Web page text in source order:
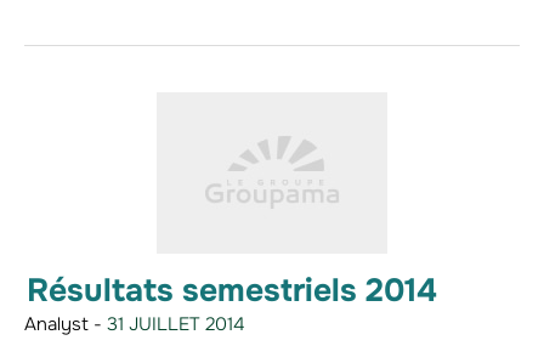
Résultats semestriels 2014
Analyst - 31 JUILLET 2014